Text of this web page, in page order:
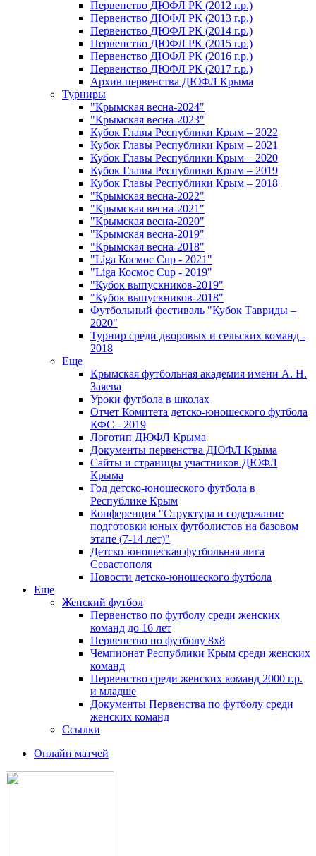
Первенство ДЮФЛ РК (2012 г.р.)
Первенство ДЮФЛ РК (2013 г.р.)
Первенство ДЮФЛ РК (2014 г.р.)
Первенство ДЮФЛ РК (2015 г.р.)
Первенство ДЮФЛ РК (2016 г.р.)
Первенство ДЮФЛ РК (2017 г.р.)
Архив первенства ДЮФЛ Крыма
Турниры
"Крымская весна-2024"
"Крымская весна-2023"
Кубок Главы Республики Крым – 2022
Кубок Главы Республики Крым – 2021
Кубок Главы Республики Крым – 2020
Кубок Главы Республики Крым – 2019
Кубок Главы Республики Крым – 2018
"Крымская весна-2022"
"Крымская весна-2021"
"Крымская весна-2020"
"Крымская весна-2019"
"Крымская весна-2018"
"Liga Космос Cup - 2021"
"Liga Космос Cup - 2019"
"Кубок выпускников-2019"
"Кубок выпускников-2018"
Футбольный фестиваль "Кубок Тавриды –
2020"
Турнир среди дворовых и сельских команд -
2018
Еще
Крымская футбольная академия имени А. Н.
Заяева
Уроки футбола в школах
Отчет Комитета детско-юношеского футбола
КФС - 2019
Логотип ДЮФЛ Крыма
Документы первенства ДЮФЛ Крыма
Сайты и страницы участников ДЮФЛ
Крыма
Год детско-юношеского футбола в
Республике Крым
Конференция "Структура и содержание
подготовки юных футболистов на базовом
этапе (7-14 лет)"
Детско-юношеская футбольная лига
Севастополя
Новости детско-юношеского футбола
Еще
Женский футбол
Первенство по футболу среди женских
команд до 16 лет
Первенство по футболу 8х8
Чемпионат Республики Крым среди женских
команд
Первенство среди женских команд 2000 г.р.
и младше
Документы Первенства по футболу среди
женских команд
Ссылки
Онлайн матчей